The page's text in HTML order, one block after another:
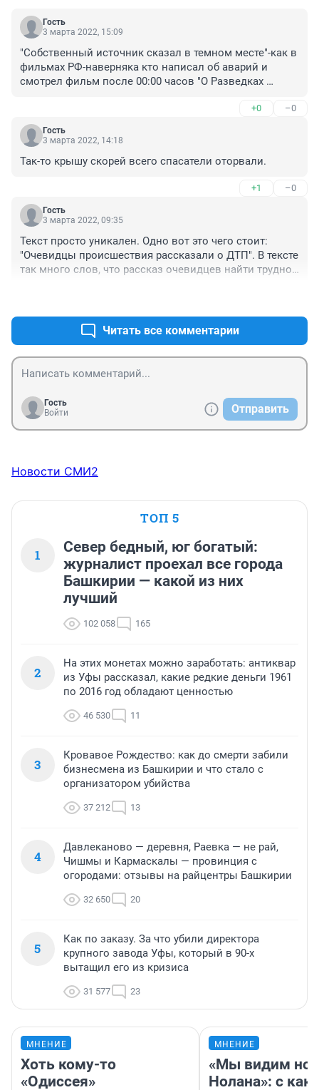
Гость
3 марта 2022, 15:09
"Собственный источник сказал в темном месте"-как в
фильмах РФ-наверняка кто написал об аварий и
смотрел фильм после 00:00 часов "О Разведках
машины(консервную рыбную коробку) сняли
наверняка МЧС и полицае-дорожники,ГИБДД-чники.
Да и день за днем авария с аварий на трассах
войне между собой со своими в Стране Украинской
+0 –0
Гость
3 марта 2022, 14:18
Так-то крышу скорей всего спасатели оторвали.
+1 –0
Гость
3 марта 2022, 09:35
Текст просто уникален. Одно вот это чего стоит:
"Очевидцы происшествия рассказали о ДТП". В тексте
так много слов, что рассказ очевидцев найти трудно!
Читать все комментарии
Гость
Войти
Отправить
Новости СМИ2
ТОП 5
1
Север бедный, юг богатый:
журналист проехал все города
Башкирии — какой из них
лучший
102 058 165
2
На этих монетах можно заработать: антиквар
из Уфы рассказал, какие редкие деньги 1961
по 2016 год обладают ценностью
46 530 11
3
Кровавое Рождество: как до смерти забили
бизнесмена из Башкирии и что стало с
организатором убийства
37 212 13
4
Давлеканово — деревня, Раевка — не рай,
Чишмы и Кармаскалы — провинция с
огородами: отзывы на райцентры Башкирии
32 650 20
5
Как по заказу. За что убили директора
крупного завода Уфы, который в 90-х
вытащил его из кризиса
31 577 23
МНЕНИЕ
Хоть кому-то
«Одиссея»
МНЕНИЕ
«Мы видим
Нолана»: с